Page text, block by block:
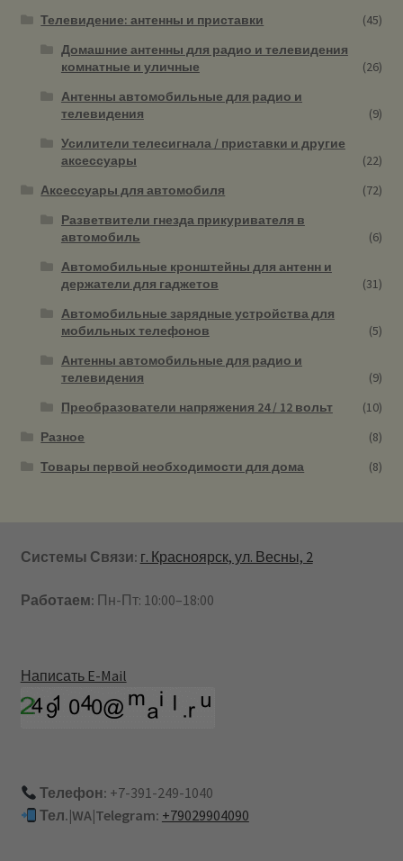
Телевидение: антенны и приставки
(45)
Домашние антенны для радио и телевидения
комнатные и уличные
(26)
Антенны автомобильные для радио и
телевидения
(9)
Усилители телесигнала / приставки и другие
аксессуары
(22)
Аксессуары для автомобиля
(72)
Разветвители гнезда прикуривателя в
автомобиль
(6)
Автомобильные кронштейны для антенн и
держатели для гаджетов
(31)
Автомобильные зарядные устройства для
мобильных телефонов
(5)
Антенны автомобильные для радио и
телевидения
(9)
Преобразователи напряжения 24 / 12 вольт
(10)
Разное
(8)
Товары первой необходимости для дома
(8)
Системы Связи: г. Красноярск, ул. Весны, 2
Работаем: Пн-Пт: 10:00–18:00
Написать E-Mail
Телефон: +7-391-249-1040
Тел.|WA|Telegram: +79029904090